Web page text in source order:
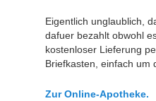
Eigentlich unglaublich,
dafuer bezahlt obwohl
kostenloser Lieferung
Briefkasten, einfach um
Zur Online-Apotheke.